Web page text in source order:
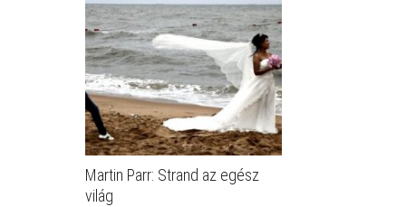
Martin Parr: Strand az egész
világ